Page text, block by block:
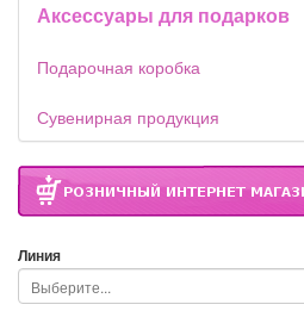
Аксессуары для подарков
Подарочная коробка
Сувенирная продукция
Линия